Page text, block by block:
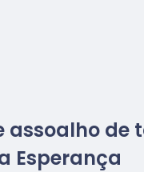
assoalho de
Esperança